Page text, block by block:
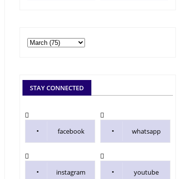
STAY CONNECTED
facebook whatsapp
instagram youtube